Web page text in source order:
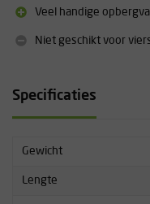
Aantal deuren: 2
Tentstokken: 1 DAC
vrij DWR
Veel handige
Niet geschikt voor
Specificaties
Gewicht
Lengte